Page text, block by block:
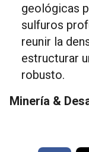
geológicas
sulfuros
reunir la
estructurar
robusto.
Minería &